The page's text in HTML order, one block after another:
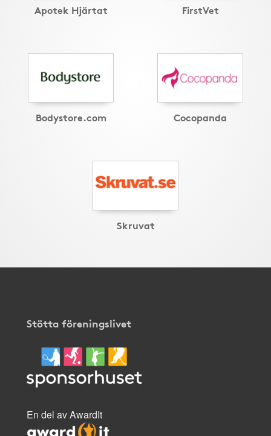
Apotek Hjärtat FirstVet
Bodystore.com Cocopanda
Skruvat
Stötta föreningslivet
En del av AwardIt